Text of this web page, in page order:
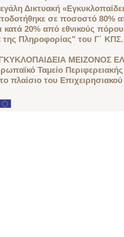
Δικτυακή
σε ποσοστό 80%
κατά 20% από εθνικούς
της Πληροφορίας" του Γ΄ ΚΠΣ.
ΜΕΙΖΟΝΟΣ
Ταμείο
πλαίσιο του